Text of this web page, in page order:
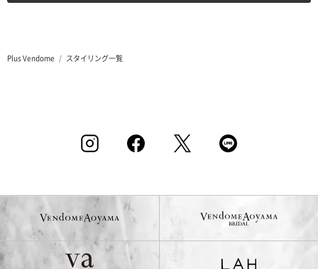
Plus Vendome スタイリング一覧